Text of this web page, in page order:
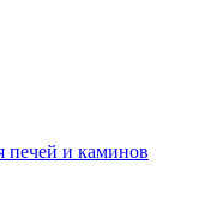
печей и каминов